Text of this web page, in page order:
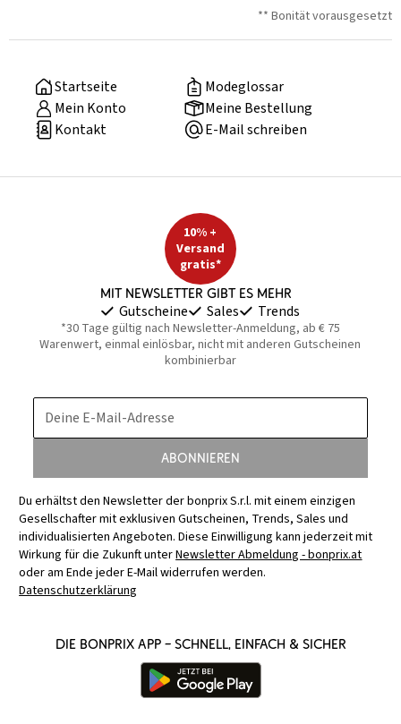
** Bonität vorausgesetzt
Startseite
Modeglossar
Mein Konto
Meine Bestellung
Kontakt
E-Mail schreiben
10% +
Versand
gratis*
Mit Newsletter gibt es mehr
Gutscheine Sales Trends
*30 Tage gültig nach Newsletter-Anmeldung, ab € 75
Warenwert, einmal einlösbar, nicht mit anderen Gutscheinen
kombinierbar
Deine E-Mail-Adresse
Abonnieren
Du erhältst den Newsletter der bonprix S.r.l. mit einem einzigen
Gesellschafter mit exklusiven Gutscheinen, Trends, Sales und
individualisierten Angeboten. Diese Einwilligung kann jederzeit mit
Wirkung für die Zukunft unterNewsletter Abmeldung - bonprix.at
oder am Ende jeder E-Mail widerrufen werden.
Datenschutzerklärung
Die bonprix App – schnell, einfach & sicher